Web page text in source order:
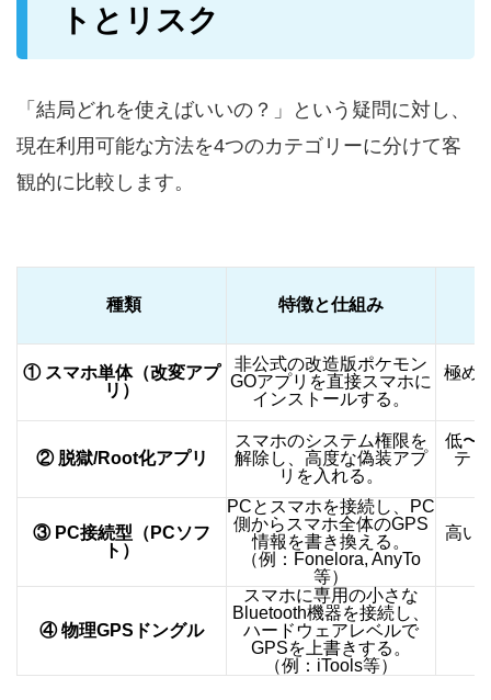
トとリスク
「結局どれを使えばいいの？」という疑問に対し、
現在利用可能な方法を4つのカテゴリーに分けて客
観的に比較します。
種類 特徴と仕組み
① スマホ単体（改変アプ
リ）
非公式の改造版ポケモン
GOアプリを直接スマホに
インストールする。
極め
② 脱獄/Root化アプリ
スマホのシステム権限を
解除し、高度な偽装アプ
リを入れる。
低〜
テ
③ PC接続型（PCソフ
ト）
PCとスマホを接続し、PC
側からスマホ全体のGPS
情報を書き換える。
（例：Fonelora, AnyTo
等）
高い
④ 物理GPSドングル
スマホに専用の小さな
Bluetooth機器を接続し、
ハードウェアレベルで
GPSを上書きする。
（例：iTools等）